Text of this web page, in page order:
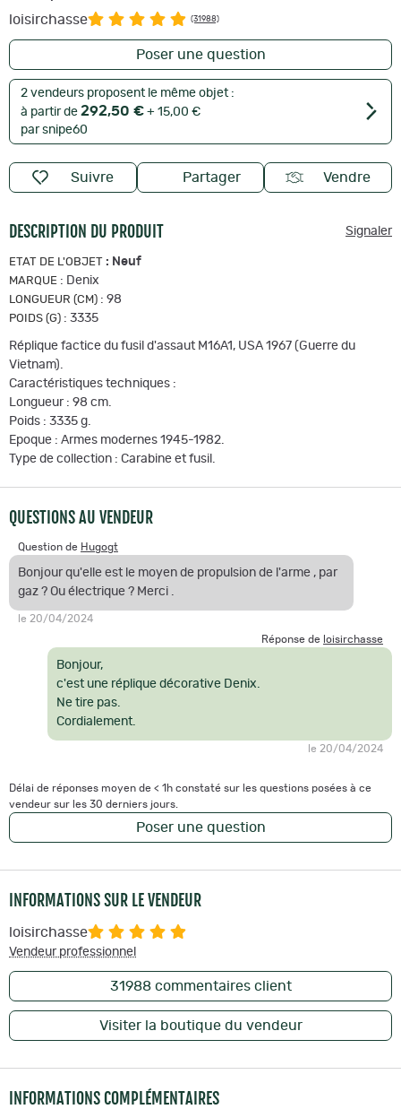
loisirchasse (31988)
Poser une question
2 vendeurs proposent le même objet :
à partir de 292,50 € + 15,00 €
par snipe60
Suivre Partager Vendre
DESCRIPTION DU PRODUIT Signaler
ETAT DE L'OBJET : Neuf
MARQUE : Denix
LONGUEUR (CM) : 98
POIDS (G) : 3335
Réplique factice du fusil d'assaut M16A1, USA 1967 (Guerre du
Vietnam).
Caractéristiques techniques :
Longueur : 98 cm.
Poids : 3335 g.
Epoque : Armes modernes 1945-1982.
Type de collection : Carabine et fusil.
QUESTIONS AU VENDEUR
Question de Hugogt
Bonjour qu'elle est le moyen de propulsion de l'arme , par
gaz ? Ou électrique ? Merci .
le 20/04/2024
Réponse de loisirchasse
Bonjour,
c'est une réplique décorative Denix.
Ne tire pas.
Cordialement.
le 20/04/2024
Délai de réponses moyen de < 1h constaté sur les questions posées à ce
vendeur sur les 30 derniers jours.
Poser une question
INFORMATIONS SUR LE VENDEUR
loisirchasse
Vendeur professionnel
31988commentaires client
Visiter la boutique du vendeur
INFORMATIONS COMPLÉMENTAIRES